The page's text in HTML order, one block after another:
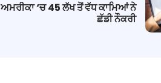
ਅਮਰੀਕਾ ‘ਚ 45 ਲੱਖ ਤੋਂ ਵੱਧ ਕਾਮਿਆਂ ਨੇ
ਛੱਡੀ ਨੌਕਰੀ